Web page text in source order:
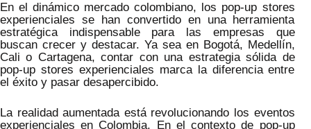
En el dinámico mercado colombiano, los pop-up stores
experienciales se han convertido en una herramienta
estratégica indispensable para las empresas que
buscan crecer y destacar. Ya sea en Bogotá, Medellín,
Cali o Cartagena, contar con una estrategia sólida de
pop-up stores experienciales marca la diferencia entre
el éxito y pasar desapercibido.
La realidad aumentada está revolucionando los eventos
experienciales en Colombia. En el contexto de pop-up